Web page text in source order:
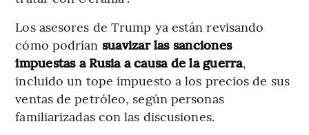
Los asesores de Trump ya están revisando
cómo podrían suavizar las sanciones
impuestas a Rusia a causa de la guerra,
incluido un tope impuesto a los precios de sus
ventas de petróleo, según personas
familiarizadas con las discusiones.